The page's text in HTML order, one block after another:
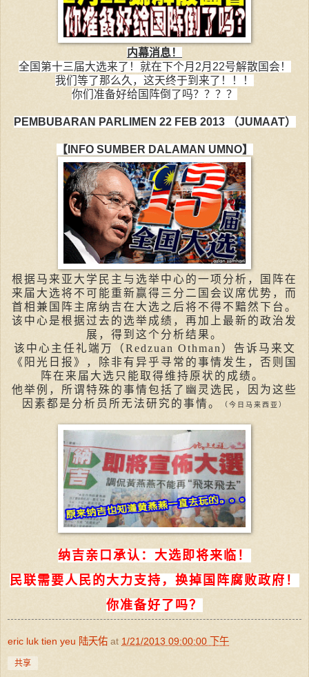
内幕消息！
全国第十三届大选来了！就在下个月2月22号解散国 会！
我们等了那么久，这天终于到来了！！！
你们准备好给国阵倒了吗？？？？
PEMBUBARAN PARLIMEN 22 FEB 2013 （JUMAAT）
【INFO SUMBER DALAMAN UMNO】
根据马来亚大学民主与选举中心的一项分析，国阵在
来届大选将不可能重新赢得三分二国会议席优势，而
首相兼国阵主席纳吉在大选之后将不得不黯然下台。
该中心是根据过去的选举成绩，再加上最新的政治发
展，得到这个分析结果。
该中心主任礼端万（Redzuan Othman）告诉马来文
《阳光日报》，除非有异乎寻常的事情发生，否则国
阵在来届大选只能取得维持原状的成绩。
他举例，所谓特殊的事情包括了幽灵选民，因为这些
因素都是分析员所无法研究的事情。
（今日马来西亚）
纳吉亲口承认：大选即将来临！
民联需要人民的大力支持，换掉国阵腐败政府！
你准备好了吗？
eric luk tien yeu 陆天佑 at 1/21/2013 09:00:00 下午
共享